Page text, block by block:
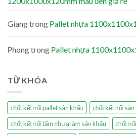
Giangtrong Pallet nhựa
Phongtrong Pallet nhựa
TỪ KHÓA
chốt kết nối pallet sân khấu
chốt kết nối sàn
chốt kết nối tấm nhựa làm sân khấu
chốt